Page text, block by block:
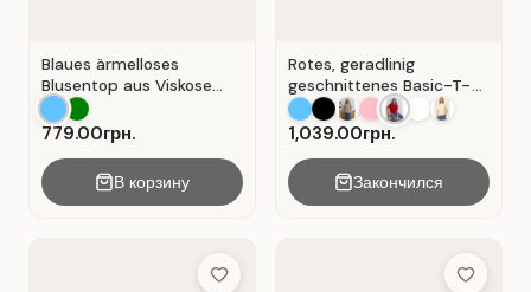
Blaues ärmelloses
Blusentop aus Viskose
mit V-Ausschnitt . Blau .
779.00грн.
В корзину
Rotes, geradlinig
geschnittenes Basic-T-
Shirt aus Baumwolle . Rot
.1,039.00грн.
Закончился
Add to Wish List Add to